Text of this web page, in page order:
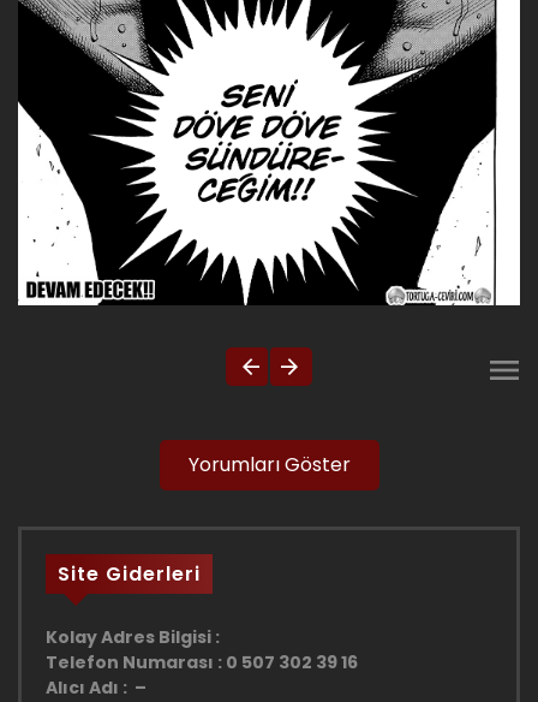
Yorumları Göster
Site Giderleri
Kolay Adres Bilgisi :
Telefon Numarası : 0 507 302 39 16
Alıcı Adı : –